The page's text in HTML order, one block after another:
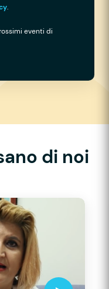
.
eventi di
di noi